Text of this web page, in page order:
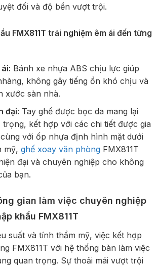
đối và độ bền vượt trội.
FMX811T trải nghiệm êm ái đến từng
Bánh xe nhựa ABS chịu lực giúp
không gây tiếng ồn khó chịu và
xước sàn nhà.
đại: Tay ghế được bọc da mang lại
trọng, kết hợp với các chi tiết được gia
với ốp nhựa định hình mặt dưới
mỹ, ghế xoay văn phòngFMX811T
đại và chuyên nghiệp cho không
bạn.
gian làm việc chuyên nghiệp
khẩu FMX811T
suất và tính thẩm mỹ, việc kết hợp
FMX811T với hệ thống bàn làm việc
quan trọng. Sự thoải mái vượt trội